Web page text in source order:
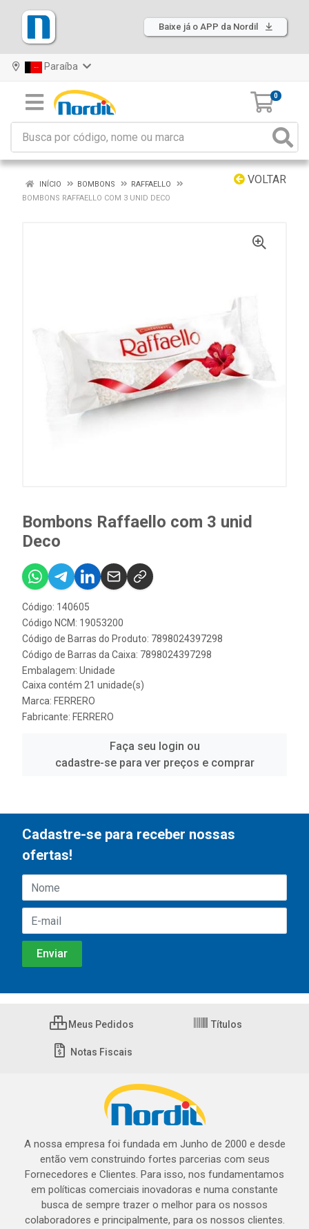
Baixe já o APP da Nordil
Paraíba
0
VOLTAR
INÍCIO BOMBONS
RAFFAELLO
BOMBONS RAFFAELLO COM 3 UNID DECO
Bombons Raffaello com 3 unid
Deco
Código: 140605
Código NCM: 19053200
Código de Barras do Produto: 7898024397298
Código de Barras da Caixa: 7898024397298
Embalagem: Unidade
Caixa contém 21 unidade(s)
Marca: FERRERO
Fabricante: FERRERO
Faça seu login ou
cadastre-se para ver preços e comprar
Cadastre-se para receber nossas
ofertas!
Meus Pedidos Títulos
Notas Fiscais
A nossa empresa foi fundada em Junho de 2000 e desde
então vem construindo fortes parcerias com seus
Fornecedores e Clientes. Para isso, nos fundamentamos
em políticas comerciais inovadoras e numa constante
busca de sempre trazer o melhor para os nossos
colaboradores e principalmente, para os nossos clientes.